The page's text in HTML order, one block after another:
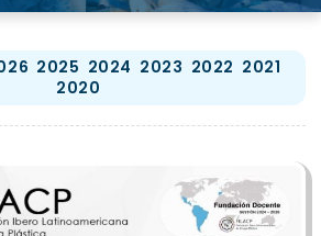
2025 2024 2023 2022 2021
2020